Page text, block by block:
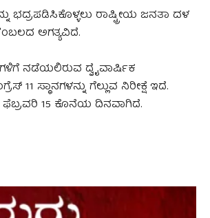
ಭದ್ರಪಡಿಸಿಕೊಳ್ಳಲು ರಾಷ್ಟ್ರೀಯ ಜನತಾ ದಳ
ಅಗತ್ಯವಿದೆ.
ನಡೆಯಲಿರುವ ದ್ವೈವಾರ್ಷಿಕ
11 ಸ್ಥಾನಗಳನ್ನು ಗೆಲ್ಲುವ ನಿರೀಕ್ಷೆ ಇದೆ.
ಫೆಬ್ರವರಿ 15 ಕೊನೆಯ ದಿನವಾಗಿದೆ.